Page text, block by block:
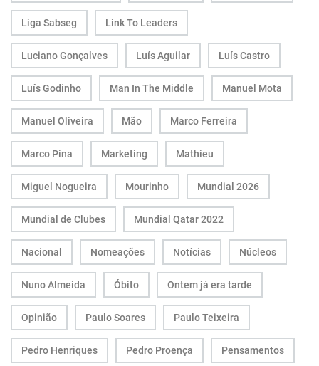
Liga Sabseg Link To Leaders
Luciano Gonçalves Luís Aguilar Luís Castro
Luís Godinho Man In The Middle Manuel Mota
Manuel Oliveira Mão Marco Ferreira
Marco Pina Marketing Mathieu
Miguel Nogueira Mourinho Mundial 2026
Mundial de Clubes Mundial Qatar 2022
Nacional Nomeações Notícias Núcleos
Nuno Almeida Óbito Ontem já era tarde
Opinião Paulo Soares Paulo Teixeira
Pedro Henriques Pedro Proença Pensamentos